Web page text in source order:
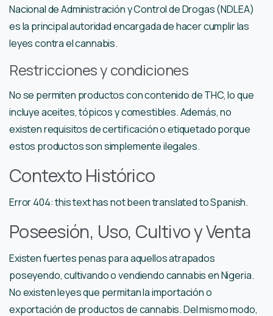
Nacional de Administración y Control de Drogas (NDLEA)
es la principal autoridad encargada de hacer cumplir las
leyes contra el cannabis.
Restricciones y condiciones
No se permiten productos con contenido de THC, lo que
incluye aceites, tópicos y comestibles. Además, no
existen requisitos de certificación o etiquetado porque
estos productos son simplemente ilegales.
Contexto Histórico
Error 404: this text has not been translated to Spanish.
Poseesión, Uso, Cultivo y Venta
Existen fuertes penas para aquellos atrapados
poseyendo, cultivando o vendiendo cannabis en Nigeria.
No existen leyes que permitan la importación o
exportación de productos de cannabis. Del mismo modo,